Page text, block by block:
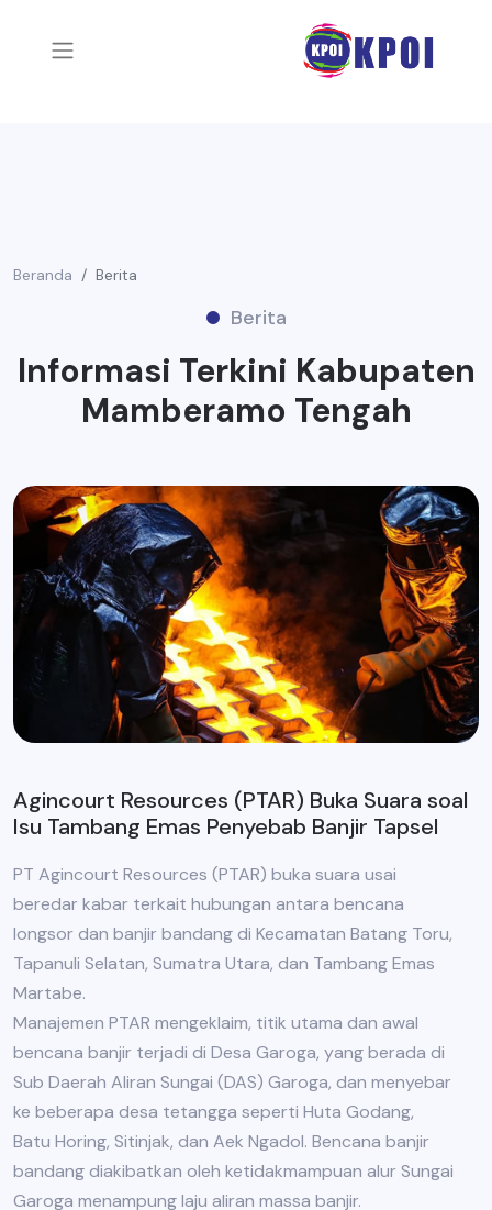
Beranda Berita
Berita
Informasi Terkini Kabupaten
Mamberamo Tengah
Agincourt Resources (PTAR) Buka Suara soal
Isu Tambang Emas Penyebab Banjir Tapsel
PT Agincourt Resources (PTAR) buka suara usai
beredar kabar terkait hubungan antara bencana
longsor dan banjir bandang di Kecamatan Batang Toru,
Tapanuli Selatan, Sumatra Utara, dan Tambang Emas
Martabe.
Manajemen PTAR mengeklaim, titik utama dan awal
bencana banjir terjadi di Desa Garoga, yang berada di
Sub Daerah Aliran Sungai (DAS) Garoga, dan menyebar
ke beberapa desa tetangga seperti Huta Godang,
Batu Horing, Sitinjak, dan Aek Ngadol. Bencana banjir
bandang diakibatkan oleh ketidakmampuan alur Sungai
Garoga menampung laju aliran massa banjir.